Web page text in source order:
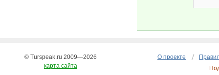
О проекте
© Turspeak.ru 2009—2026
карта сайта